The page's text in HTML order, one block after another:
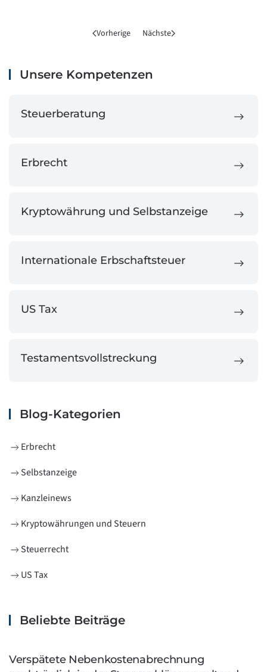
Vorherige Nächste
Unsere Kompetenzen
Steuerberatung
Erbrecht
Kryptowährung und Selbstanzeige
Internationale Erbschaftsteuer
US Tax
Testamentsvollstreckung
Blog-Kategorien
Erbrecht
Selbstanzeige
Kanzleinews
Kryptowährungen und Steuern
Steuerrecht
US Tax
Beliebte Beiträge
Verspätete Nebenkostenabrechnung